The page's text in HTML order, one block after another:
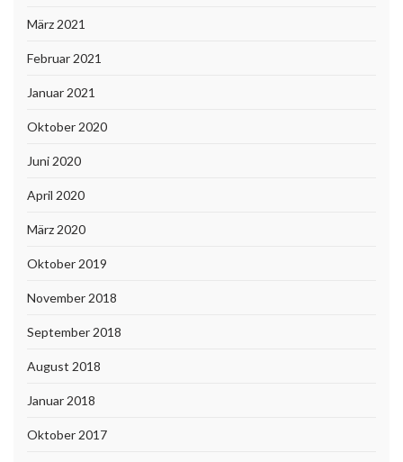
März 2021
Februar 2021
Januar 2021
Oktober 2020
Juni 2020
April 2020
März 2020
Oktober 2019
November 2018
September 2018
August 2018
Januar 2018
Oktober 2017